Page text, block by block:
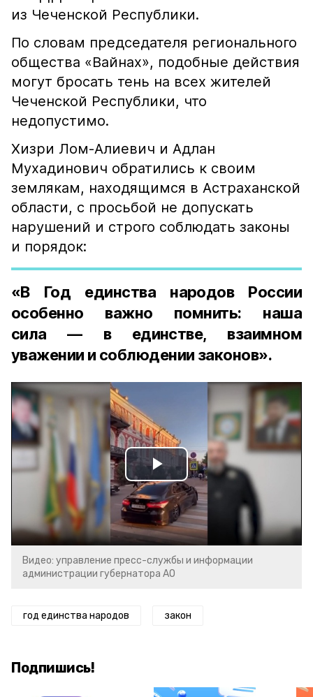
из Чеченской Республики.
По словам председателя регионального
общества «Вайнах», подобные действия
могут бросать тень на всех жителей
Чеченской Республики, что
недопустимо.
Хизри Лом-Алиевич и Адлан
Мухадинович обратились к своим
землякам, находящимся в Астраханской
области, с просьбой не допускать
нарушений и строго соблюдать законы
и порядок:
«В Год единства народов России
особенно важно помнить: наша
сила — в единстве, взаимном
уважении и соблюдении законов».
Play
Video
Видео: управление пресс-службы и информации
администрации губернатора АО
год единства народов закон
Подпишись!